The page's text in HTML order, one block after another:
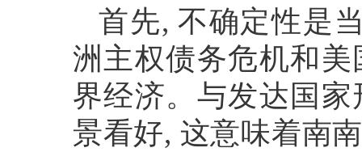
首先, 不确定性是
洲主权债务危机和
界经济。与发达国
景看好, 这意味着南